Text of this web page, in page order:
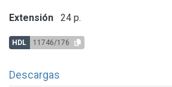
Extensión 24 p.
HDL 11746/176
Descargas